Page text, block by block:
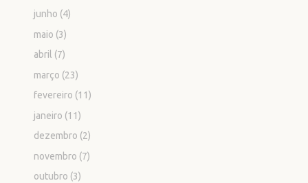
junho (4)
maio (3)
abril (7)
março (23)
fevereiro (11)
janeiro (11)
dezembro (2)
novembro (7)
outubro (3)